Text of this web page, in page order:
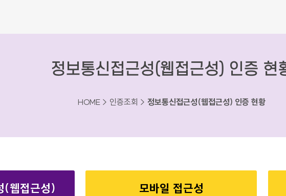
정보통신접근성(웹접근성) 인증 현
HOME > 인증조회 > 정보통신접근성(웹접근성) 인증 현황
(웹접근성) 모바일 접근성